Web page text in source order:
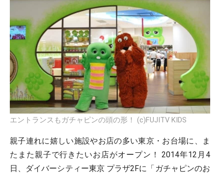
エントランスもガチャピンの頭の形！ (c)FUJITV KIDS
親子連れに嬉しい施設やお店の多い東京・お台場に、ま
たまた親子で行きたいお店がオープン！ 2014年12月4
日、ダイバーシティー東京 プラザ2Fに「ガチャピンのお